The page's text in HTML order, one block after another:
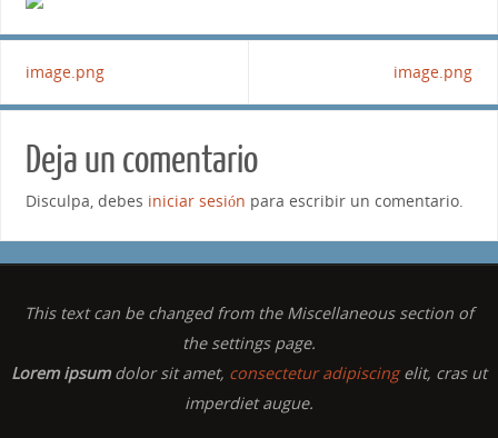
image.png image.png
Deja un comentario
Disculpa, debes iniciar sesión para escribir un comentario.
This text can be changed from the Miscellaneous section of
the settings page.
Lorem ipsumdolor sit amet, consectetur adipiscingelit, cras ut
imperdiet augue.